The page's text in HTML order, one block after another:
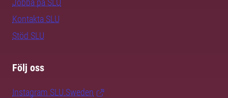
Jobba på SLU
Kontakta SLU
Stöd SLU
Följ oss
Instagram SLU.Sweden